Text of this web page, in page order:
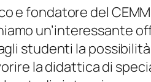
e fondatore del
un’interessante
studenti la
la didattica di